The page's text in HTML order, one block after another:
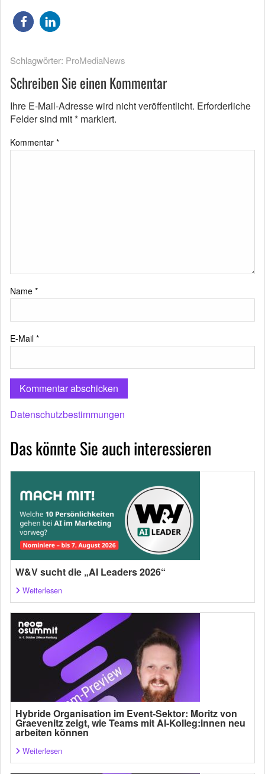
Schlagwörter: ProMediaNews
Schreiben Sie einen Kommentar
Ihre E-Mail-Adresse wird nicht veröffentlicht. Erforderliche
Felder sind mit* markiert.
Kommentar *
Name *
E-Mail *
Datenschutzbestimmungen
Das könnte Sie auch interessieren
W&V sucht die „AI Leaders 2026“
Weiterlesen
Hybride Organisation im Event-Sektor: Moritz von
Graevenitz zeigt, wie Teams mit AI-Kolleg:innen neu
arbeiten können
Weiterlesen